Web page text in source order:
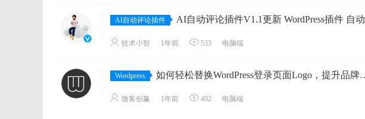
AI自动评论插件 AI自动评论插件V1.1更新 WordPress插件 自动化评论插件
技术小智 1年前 533 电脑端
Wordpress 如何轻松替换WordPress登录页面Logo，提升品牌形象和用户体验
微客创赢 1年前 492 电脑端